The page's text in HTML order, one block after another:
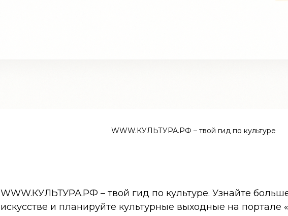
WWW.КУЛЬТУРА.РФ – твой гид по культуре
WWW.КУЛЬТУРА.РФ – твой гид по культуре. Узнайте
искусстве и планируйте культурные выходные на портале